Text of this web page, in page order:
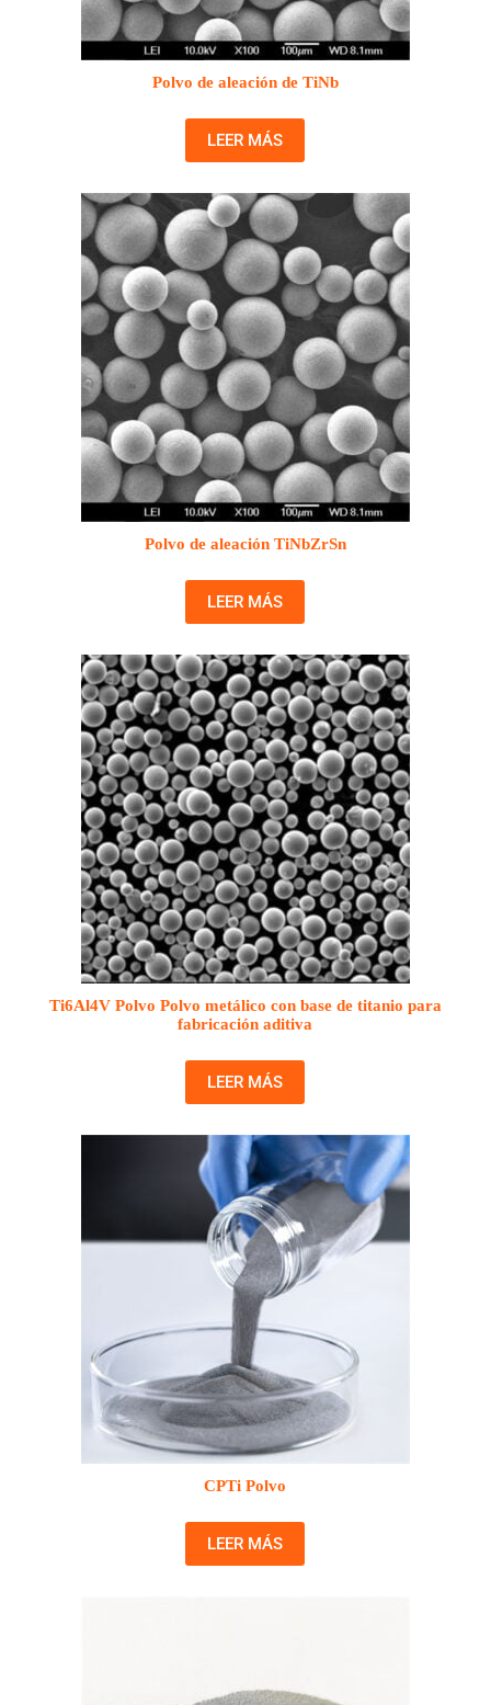
Polvo de aleación de TiNb
LEER MÁS
Polvo de aleación TiNbZrSn
LEER MÁS
Ti6Al4V Polvo Polvo metálico con base de titanio para
fabricación aditiva
LEER MÁS
CPTi Polvo
LEER MÁS